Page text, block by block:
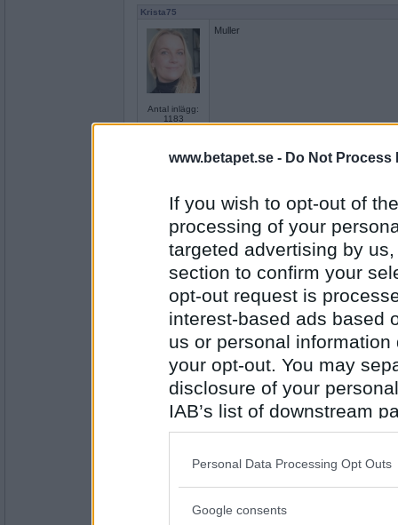
www.betapet.se - Do Not Process
If you wish to opt-out of
processing of your
targeted advertising by
section to confirm your
opt-out request is
interest-based ads based
us or personal
your opt-out. You may
disclosure of your
IAB’s list of downstream
also be disclosed by us
Downstream Participants
Please note that this
Personal Data Processing Opt Outs
Google consents
Krista75
Antal inlägg:
1183
Muller
- Ej medlem längre
Antal inlägg:
1906
4220
Byn
Antal inlägg: